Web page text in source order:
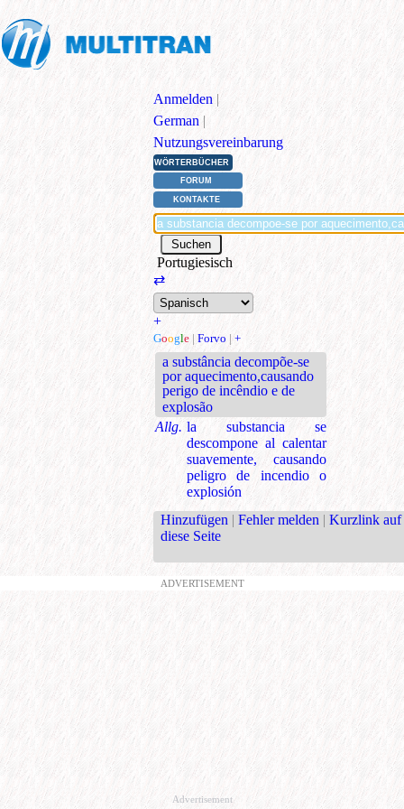
Anmelden |
German |
Nutzungsvereinbarung
WÖRTERBÜCHER
FORUM
KONTAKTE
Portugiesisch
⇄
+
Google | Forvo | +
a substância decompõe-se
por aquecimento,causando
perigo de incêndio e de
explosão
Allg. la substancia se
descompone al calentar
suavemente, causando
peligro de incendio o
explosión
Hinzufügen | Fehler melden | Kurzlink auf
diese Seite
ADVERTISEMENT
Advertisement